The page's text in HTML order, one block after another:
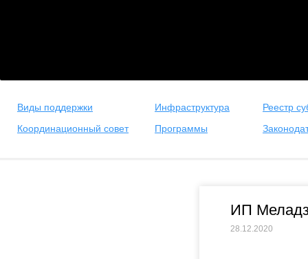
Виды поддержки Инфраструктура
Реестр
Координационный совет
Программы
ИП
28.12.2020